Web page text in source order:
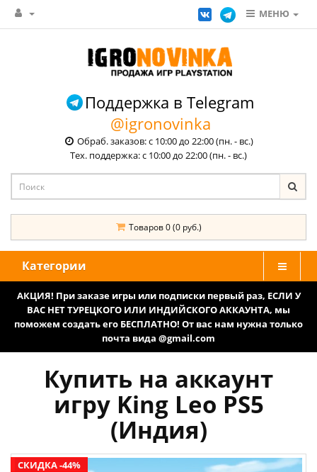
МЕНЮ
Поддержка в Telegram
@igronovinka
Обраб. заказов: с 10:00 до 22:00 (пн. - вс.)
Тех. поддержка: с 10:00 до 22:00 (пн. - вс.)
Товаров 0 (0 руб.)
Категории
АКЦИЯ! При заказе игры или подписки первый раз, ЕСЛИ У
ВАС НЕТ ТУРЕЦКОГО ИЛИ ИНДИЙСКОГО АККАУНТА, мы
поможем создать его БЕСПЛАТНО! От вас нам нужна только
почта вида @gmail.com
Купить на аккаунт
игру King Leo PS5
(Индия)
СКИДКА -44%